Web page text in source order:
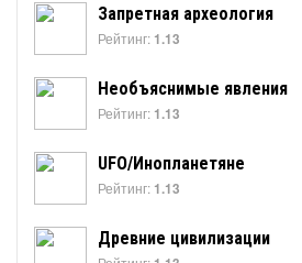
Запретная археология
Рейтинг: 1.13
Необъяснимые явления
Рейтинг: 1.13
UFO/Инопланетяне
Рейтинг: 1.13
Древние цивилизации